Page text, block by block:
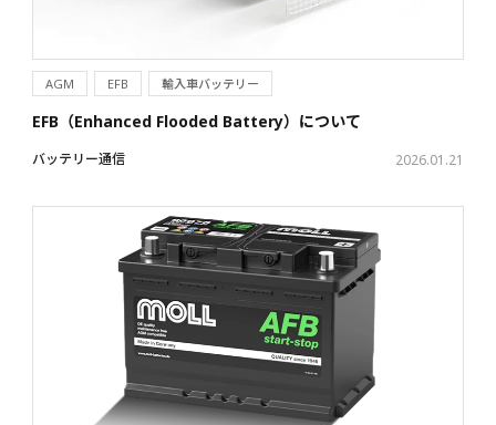
AGM EFB 輸入車バッテリー
EFB（Enhanced Flooded Battery）について
バッテリー通信 2026.01.21